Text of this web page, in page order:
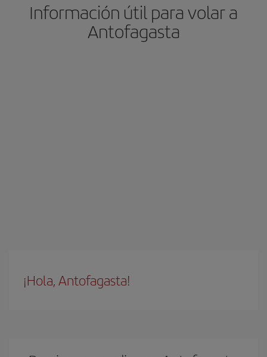
Información útil para volar a
Antofagasta
¡Hola, Antofagasta!